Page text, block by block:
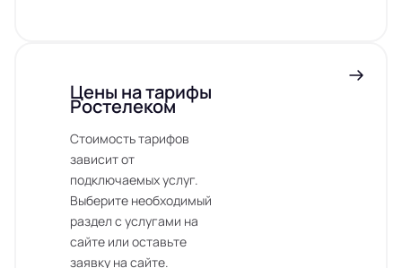
Цены на тарифы
Ростелеком
Стоимость тарифов
зависит от
подключаемых услуг.
Выберите необходимый
раздел с услугами на
сайте или оставьте
заявку на сайте.